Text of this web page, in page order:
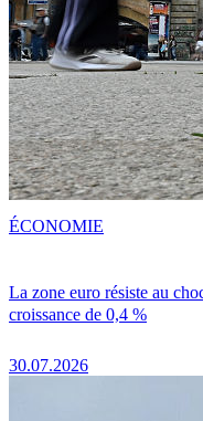
La zone euro résiste au
croissance de 0,4 %
30.07.2026
ÉCONOMIE